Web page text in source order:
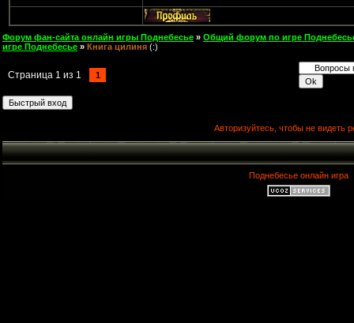
Форум фан-сайта онлайн игры Поднебесье » Общий форум по игре
игре Поднебесье » Книга цилиня (:)
Страница 1 из 1 1
Авторизуйтесь, чтобы не видеть
Поднебесье онлайн игра